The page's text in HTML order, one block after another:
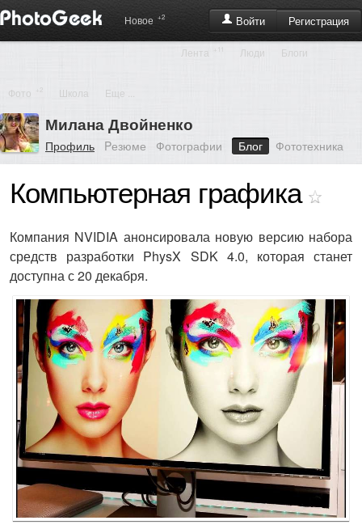
Войти Регистрация
Новое +2
Лента Люди Блоги
Фото Школа Еще ...
Милана Двойненко
Профиль Pезюме Фотографии Блог Фототехника
Компьютерная графика
Компания NVIDIA анонсировала новую версию набора
средств разработки PhysX SDK 4.0, которая станет
доступна с 20 декабря.